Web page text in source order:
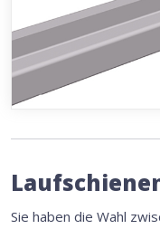
Sie haben die Wahl